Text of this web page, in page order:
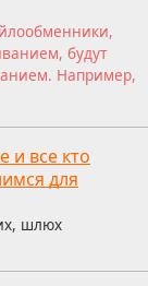
будут
Например,
и все кто
для
шлюх